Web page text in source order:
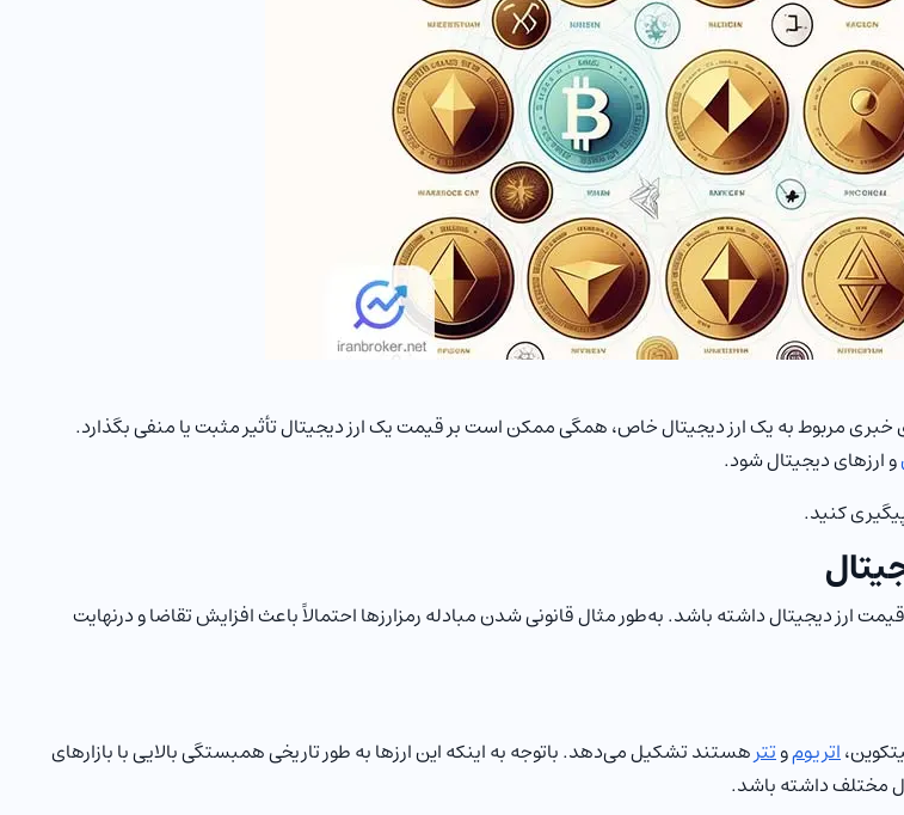
خبری مربوط به یک ارز دیجیتال خاص، همگی ممکن است بر قیمت یک ارز دیجیتال تأثیر مثبت یا منفی بگذارد.
و ارزهای دیجیتال شود.
کنید.
ارز دیجیتال داشته باشد. به‌طور مثال قانونی شدن مبادله رمزارزها احتمالاً باعث افزایش تقاضا و درنهایت
اتریوموتترهستند تشکیل می‌دهد. باتوجه به اینکه این ارزها به طور تاریخی همبستگی بالایی با بازارهای
مختلف داشته باشد.